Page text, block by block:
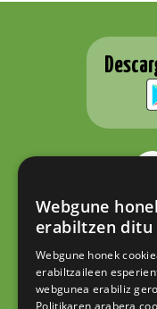
Webgune
erabiltzen ditu
Webgune honek
erabiltzaileen
webgunea erabiliz
Politikaren arabera